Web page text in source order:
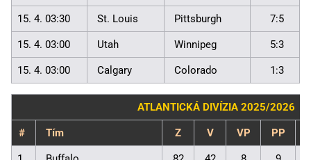
15. 4. 03:30 St. Louis Pittsburgh 7:5
15. 4. 03:00 Utah Winnipeg 5:3
15. 4. 03:00 Calgary Colorado 1:3
ATLANTICKÁ DIVÍZIA 2025/2026
# Tím Z V VP PP